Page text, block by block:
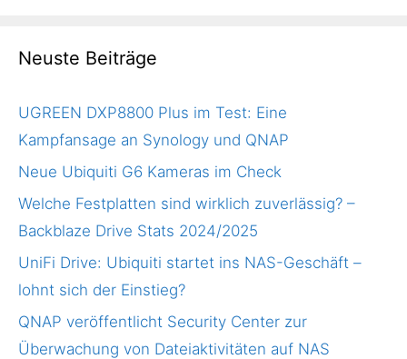
Neuste Beiträge
UGREEN DXP8800 Plus im Test: Eine
Kampfansage an Synology und QNAP
Neue Ubiquiti G6 Kameras im Check
Welche Festplatten sind wirklich zuverlässig? –
Backblaze Drive Stats 2024/2025
UniFi Drive: Ubiquiti startet ins NAS-Geschäft –
lohnt sich der Einstieg?
QNAP veröffentlicht Security Center zur
Überwachung von Dateiaktivitäten auf NAS